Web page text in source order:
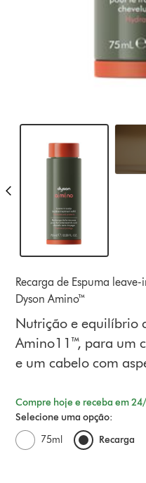
Recarga de Espuma
Dyson Amino™
Nutrição e equilíbrio
Amino11™, para um
e um cabelo com
Compre hoje e receba em
Selecione uma opção:
75ml
Recarga